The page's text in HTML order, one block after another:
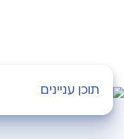
תוכן עניינים